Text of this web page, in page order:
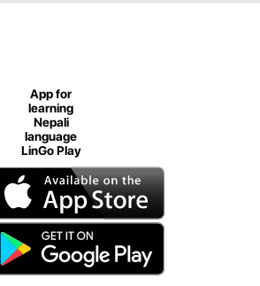
App for
learning
Nepali
language
LinGo Play